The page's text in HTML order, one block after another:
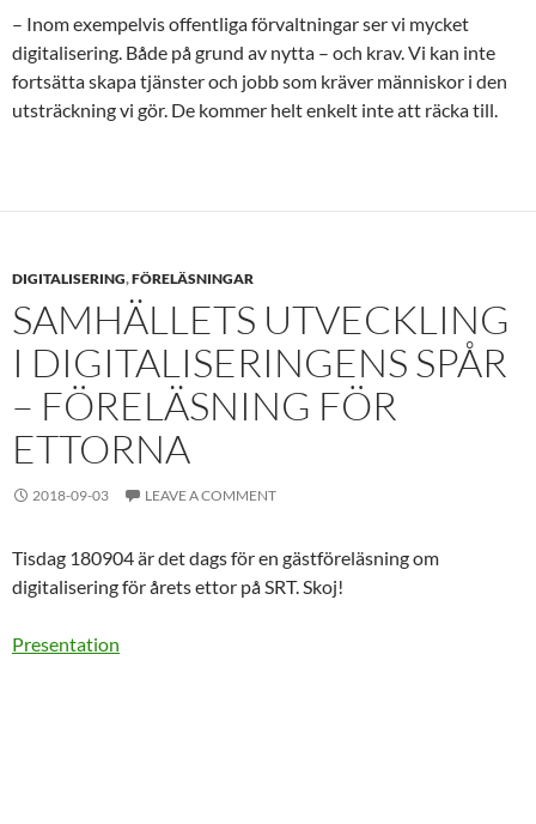
– Inom exempelvis offentliga förvaltningar ser vi mycket
digitalisering. Både på grund av nytta – och krav. Vi kan inte
fortsätta skapa tjänster och jobb som kräver människor i den
utsträckning vi gör. De kommer helt enkelt inte att räcka till.
DIGITALISERING,FÖRELÄSNINGAR
SAMHÄLLETS UTVECKLING
I DIGITALISERINGENS SPÅR
– FÖRELÄSNING FÖR
ETTORNA
2018-09-03 LEAVE A COMMENT
Tisdag 180904 är det dags för en gästföreläsning om
digitalisering för årets ettor på SRT. Skoj!
Presentation